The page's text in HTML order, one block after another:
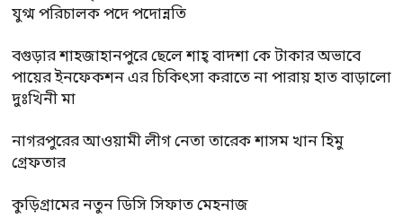
যুগ্ম পরিচালক পদে পদোন্নতি
বগুড়ার শাহজাহানপুরে ছেলে শাহ্ বাদশা কে টাকার অভাবে
পায়ের ইনফেকশন এর চিকিৎসা করাতে না পারায় হাত বাড়ালো
দুঃখিনী মা
নাগরপুরের আওয়ামী লীগ নেতা তারেক শাসম খান হিমু
গ্রেফতার
কুড়িগ্রামের নতুন ডিসি সিফাত মেহনাজ